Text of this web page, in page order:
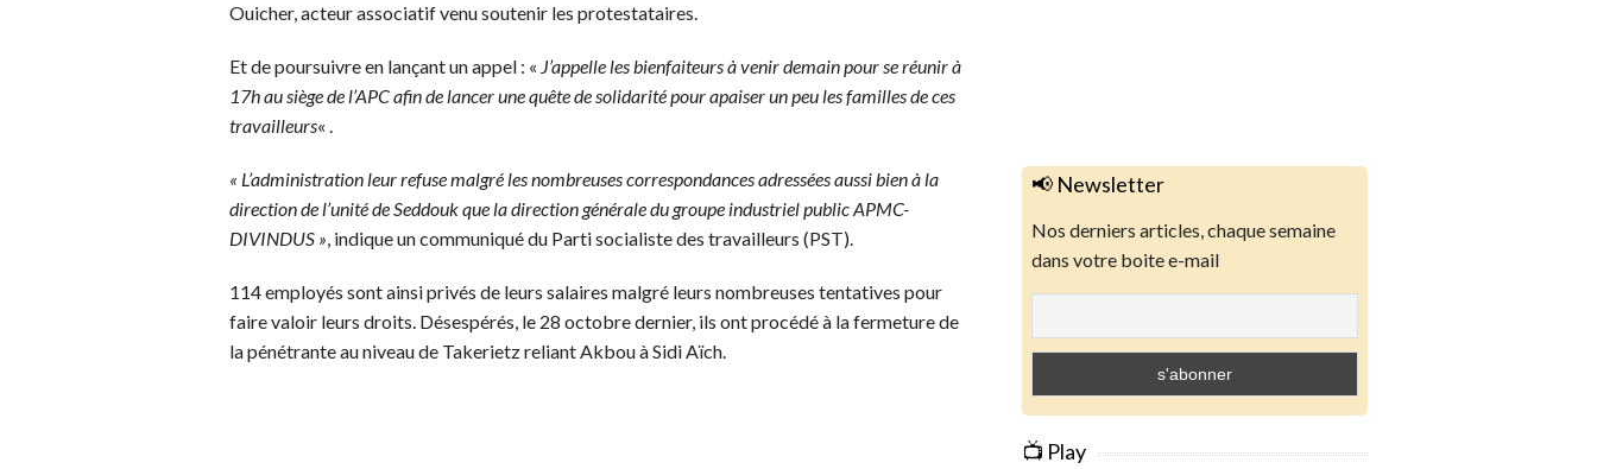
Ouicher, acteur associatif venu soutenir les protestataires.
Et de poursuivre en lançant un appel : « J’appelle les bienfaiteurs à venir demain pour se réunir à
17h au siège de l’APC afin de lancer une quête de solidarité pour apaiser un peu les familles de ces
travailleurs« .
« L’administration leur refuse malgré les nombreuses correspondances adressées aussi bien à la
direction de l’unité de Seddouk que la direction générale du groupe industriel public APMC-
DIVINDUS », indique un communiqué du Parti socialiste des travailleurs (PST).
114 employés sont ainsi privés de leurs salaires malgré leurs nombreuses tentatives pour
faire valoir leurs droits. Désespérés, le 28 octobre dernier, ils ont procédé à la fermeture de
la pénétrante au niveau de Takerietz reliant Akbou à Sidi Aïch.
📢 Newsletter
Nos derniers articles, chaque semaine
dans votre boite e-mail
📺 Play